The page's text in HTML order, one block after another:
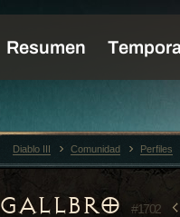
GALLBRO #1702
Diablo III Comunidad Perfiles